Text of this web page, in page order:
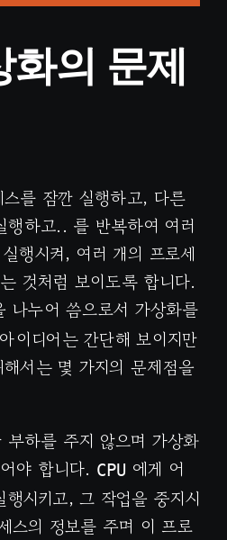
화의 문제
를 잠깐 실행하고, 다른
행하고.. 를 반복하여 여러
행시켜, 여러 개의 프로세
것처럼 보이도록 합니다.
나누어 씀으로서 가상화를
이디어는 간단해 보이지만
서는 몇 가지의 문제점을
부하를 주지 않으며 가상화
야 합니다. CPU 에게 어
시키고, 그 작업을 중지시
스의 정보를 주며 이 프로